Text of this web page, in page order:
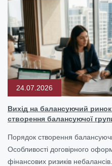
24.07.2026
Вихід на балансуючий
створення балансуючої
Порядок створення
Особливості договірного
фінансових ризиків небалансів.